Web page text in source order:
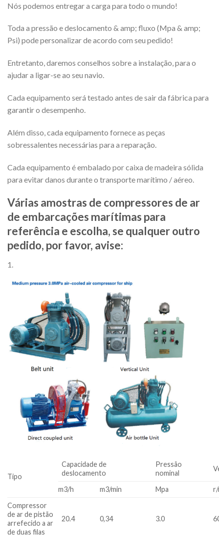
Nós podemos entregar a carga para todo o mundo!
Toda a pressão e deslocamento & amp; fluxo (Mpa & amp;
Psi) pode personalizar de acordo com seu pedido!
Entretanto, daremos conselhos sobre a instalação, para o
ajudar a ligar-se ao seu navio.
Cada equipamento será testado antes de sair da fábrica para
garantir o desempenho.
Além disso, cada equipamento fornece as peças
sobressalentes necessárias para a reparação.
Cada equipamento é embalado por caixa de madeira sólida
para evitar danos durante o transporte marítimo / aéreo.
Várias amostras de compressores de ar
de embarcações marítimas para
referência e escolha, se qualquer outro
pedido, por favor, avise:
1.
Tipo
Capacidade de
deslocamento
Pressão
nominal
m3/h m3/min Mpa
r/
Compressor
de ar de pistão
arrefecido a ar
de duas filas
20.4 0,34 3.0